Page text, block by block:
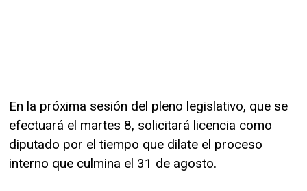
En la próxima sesión del pleno legislativo, que se
efectuará el martes 8, solicitará licencia como
diputado por el tiempo que dilate el proceso
interno que culmina el 31 de agosto.